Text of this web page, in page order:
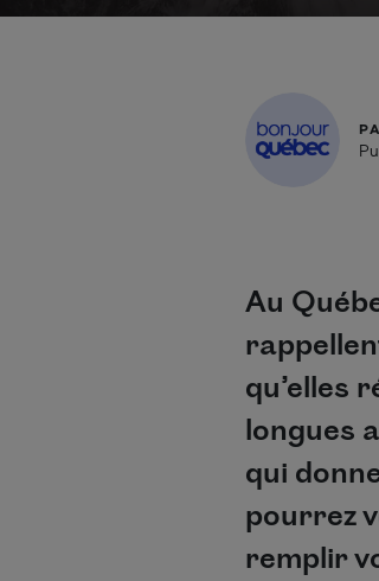
Au
qu’elles
longues
qui
pourrez
remplir